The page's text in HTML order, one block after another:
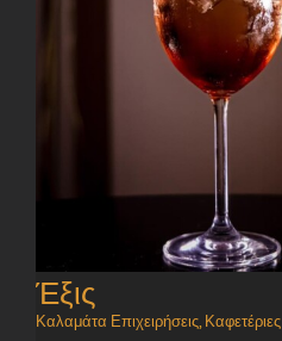
Έξις
Καλαμάτα Επιχειρήσεις, Καφετέριες